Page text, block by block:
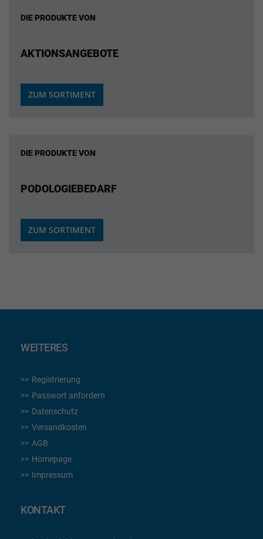
DIE PRODUKTE VON
AKTIONSANGEBOTE
ZUM SORTIMENT
DIE PRODUKTE VON
PODOLOGIEBEDARF
ZUM SORTIMENT
WEITERES
Registrierung
Passwort anfordern
Datenschutz
Versandkosten
AGB
Homepage
Impressum
KONTAKT